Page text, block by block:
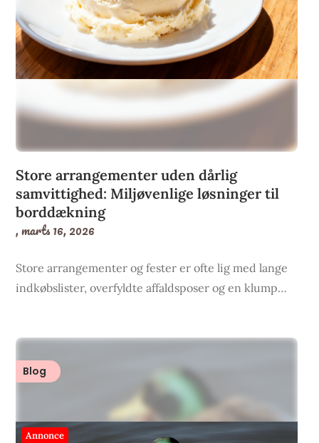
Store arrangementer uden dårlig
samvittighed: Miljøvenlige løsninger til
borddækning
,marts 16, 2026
Store arrangementer og fester er ofte lig med lange
indkøbslister, overfyldte affaldsposer og en klump…
Blog
Annonce